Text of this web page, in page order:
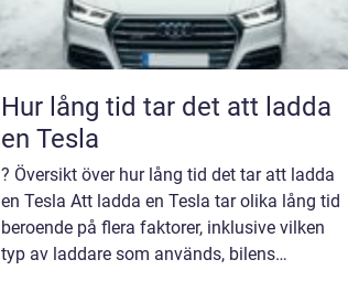
Hur lång tid tar det att ladda
en Tesla
? Översikt över hur lång tid det tar att ladda
en Tesla Att ladda en Tesla tar olika lång tid
beroende på flera faktorer, inklusive vilken
typ av laddare som används, bilens